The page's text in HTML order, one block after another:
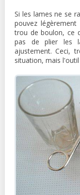
Si les lames ne se
pouvez
trou de boulon, ce
pas de plier les
ajustement. Ceci,
situation, mais